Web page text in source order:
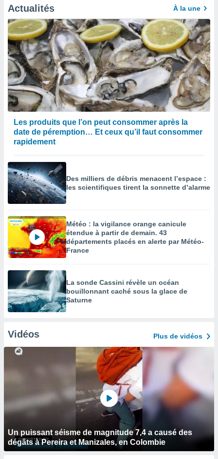
Actualités À la une
Les produits que l’on peut consommer après la
date de péremption… Et ceux qu’il faut consommer
rapidement
Des milliers de débris menacent l’espace :
les scientifiques tirent la sonnette d’alarme
Météo : la vigilance orange canicule
étendue à partir de demain. 43
départements placés en alerte par Météo-
France
La sonde Cassini révèle un océan
bouillonnant caché sous la glace de
Saturne
Vidéos Plus de vidéos
Un puissant séisme de magnitude 7,4 a causé des
dégâts à Pereira et Manizales, en Colombie